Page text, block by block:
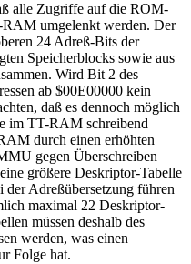
alle Zugriffe auf die ROM-
umgelenkt werden. Der
24 Adreß-Bits der
Speicherblocks sowie aus
Wird Bit 2 des
ab $00E00000 kein
daß es dennoch möglich
im TT-RAM schreibend
durch einen erhöhten
gegen Überschreiben
größere Deskriptor-Tabelle
Adreßübersetzung führen
maximal 22 Deskriptor-
müssen deshalb des
werden, was einen
Folge hat.